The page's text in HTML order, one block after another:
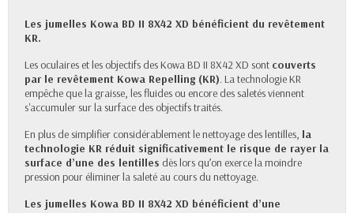
Les jumelles Kowa BD II 8X42 XD bénéficient du revêtement
KR.
Les oculaires et les objectifs des Kowa BD II 8X42 XD sont couverts
par le revêtement Kowa Repelling (KR). La technologie KR
empêche que la graisse, les fluides ou encore des saletés viennent
s'accumuler sur la surface des objectifs traités.
En plus de simplifier considérablement le nettoyage des lentilles, la
technologie KR réduit significativement le risque de rayer la
surface d’une des lentilles dès lors qu’on exerce la moindre
pression pour éliminer la saleté au cours du nettoyage.
Les jumelles Kowa BD II 8X42 XD bénéficient d’une